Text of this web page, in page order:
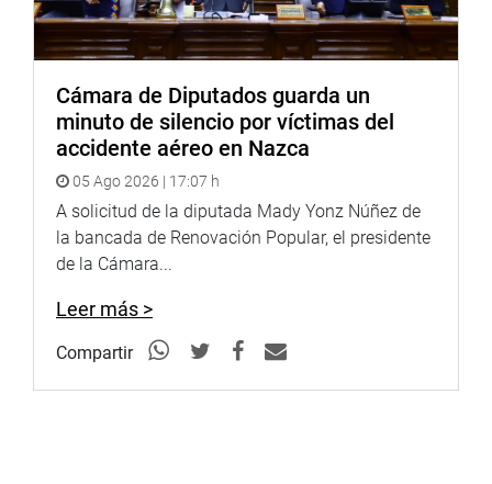
Cámara de Diputados guarda un
minuto de silencio por víctimas del
accidente aéreo en Nazca
05 Ago 2026 | 17:07 h
A solicitud de la diputada Mady Yonz Núñez de
la bancada de Renovación Popular, el presidente
de la Cámara...
Leer más >
Compartir